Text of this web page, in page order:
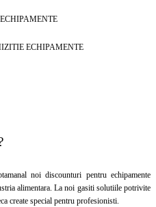
ECHIPAMENTE
noi discounturi pentru echipamente
alimentara. La noi gasiti solutiile potrivite
create special pentru profesionisti.